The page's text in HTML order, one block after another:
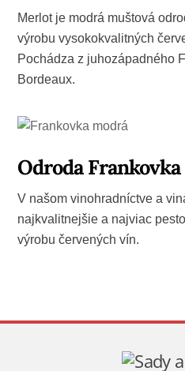
Merlot je modrá muštová
výrobu vysokokvalitných
Pochádza z juhozápadného
Bordeaux.
Odroda
V našom vinohradníctve a
najkvalitnejšie a najviac
výrobu červených vín.